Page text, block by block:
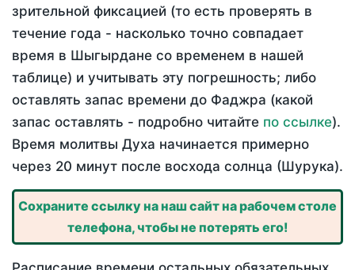
зрительной фиксацией (то есть проверять в
течение года - насколько точно совпадает
время в Шыгырдане со временем в нашей
таблице) и учитывать эту погрешность; либо
оставлять запас времени до Фаджра (какой
запас оставлять - подробно читайте по ссылке).
Время молитвы Духа начинается примерно
через 20 минут после восхода солнца (Шурука).
Сохраните ссылку на наш сайт на рабочем столе
телефона, чтобы не потерять его!